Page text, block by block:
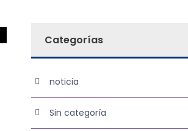
Categorías
noticia
Sin categoría